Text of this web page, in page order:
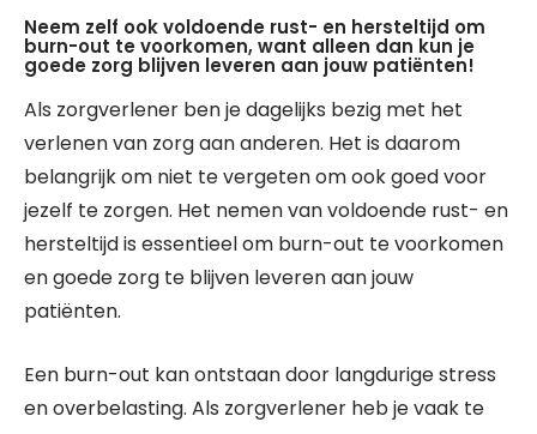
Neem zelf ook voldoende rust- en hersteltijd om
burn-out te voorkomen, want alleen dan kun je
goede zorg blijven leveren aan jouw patiënten!
Als zorgverlener ben je dagelijks bezig met het
verlenen van zorg aan anderen. Het is daarom
belangrijk om niet te vergeten om ook goed voor
jezelf te zorgen. Het nemen van voldoende rust- en
hersteltijd is essentieel om burn-out te voorkomen
en goede zorg te blijven leveren aan jouw
patiënten.
Een burn-out kan ontstaan door langdurige stress
en overbelasting. Als zorgverlener heb je vaak te